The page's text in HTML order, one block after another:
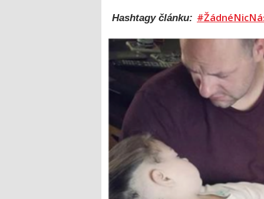
Hashtagy článku: